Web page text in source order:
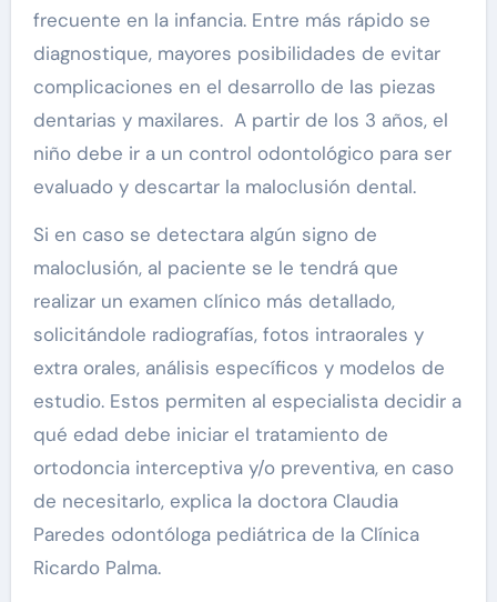
frecuente en la infancia. Entre más rápido se
diagnostique, mayores posibilidades de evitar
complicaciones en el desarrollo de las piezas
dentarias y maxilares. A partir de los 3 años, el
niño debe ir a un control odontológico para ser
evaluado y descartar la maloclusión dental.
Si en caso se detectara algún signo de
maloclusión, al paciente se le tendrá que
realizar un examen clínico más detallado,
solicitándole radiografías, fotos intraorales y
extra orales, análisis específicos y modelos de
estudio. Estos permiten al especialista decidir a
qué edad debe iniciar el tratamiento de
ortodoncia interceptiva y/o preventiva, en caso
de necesitarlo, explica la doctora Claudia
Paredes odontóloga pediátrica de la Clínica
Ricardo Palma.